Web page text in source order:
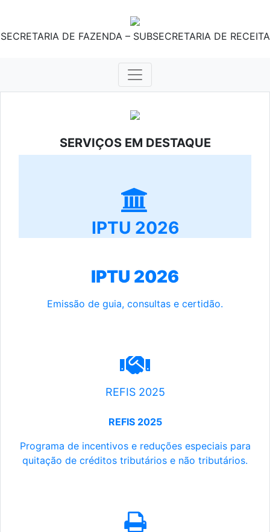
SECRETARIA DE FAZENDA – SUBSECRETARIA DE RECEITA
SERVIÇOS EM DESTAQUE
IPTU 2026
IPTU 2026
Emissão de guia, consultas e certidão.
REFIS 2025
REFIS 2025
Programa de incentivos e reduções especiais para
quitação de créditos tributários e não tributários.